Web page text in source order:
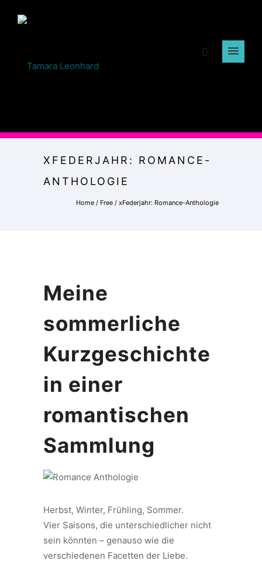
XFEDERJAHR: ROMANCE-
ANTHOLOGIE
Home / Free / xFederjahr: Romance-Anthologie
Meine
sommerliche
Kurzgeschichte
in einer
romantischen
Sammlung
Herbst, Winter, Frühling, Sommer.
Vier Saisons, die unterschiedlicher nicht
sein könnten – genauso wie die
verschiedenen Facetten der Liebe.